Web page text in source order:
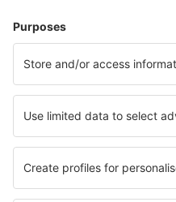
Ubytování
Let+Hotel
Hotely
Transfery
Sportovní události
Přečtěte si více
Garance nejnižší ceny